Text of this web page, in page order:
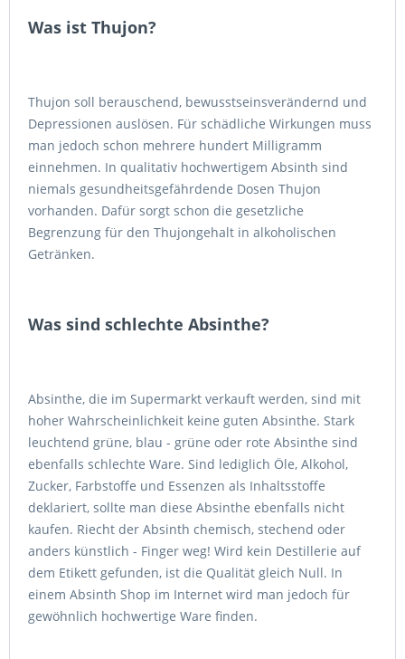
Was ist Thujon?
Thujon soll berauschend, bewusstseinsverändernd und
Depressionen auslösen. Für schädliche Wirkungen muss
man jedoch schon mehrere hundert Milligramm
einnehmen. In qualitativ hochwertigem Absinth sind
niemals gesundheitsgefährdende Dosen Thujon
vorhanden. Dafür sorgt schon die gesetzliche
Begrenzung für den Thujongehalt in alkoholischen
Getränken.
Was sind schlechte Absinthe?
Absinthe, die im Supermarkt verkauft werden, sind mit
hoher Wahrscheinlichkeit keine guten Absinthe. Stark
leuchtend grüne, blau - grüne oder rote Absinthe sind
ebenfalls schlechte Ware. Sind lediglich Öle, Alkohol,
Zucker, Farbstoffe und Essenzen als Inhaltsstoffe
deklariert, sollte man diese Absinthe ebenfalls nicht
kaufen. Riecht der Absinth chemisch, stechend oder
anders künstlich - Finger weg! Wird kein Destillerie auf
dem Etikett gefunden, ist die Qualität gleich Null. In
einem Absinth Shop im Internet wird man jedoch für
gewöhnlich hochwertige Ware finden.